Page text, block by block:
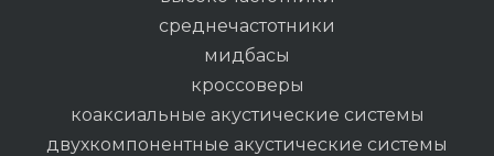
среднечастотники
мидбасы
кроссоверы
коаксиальные акустические системы
двухкомпонентные акустические системы